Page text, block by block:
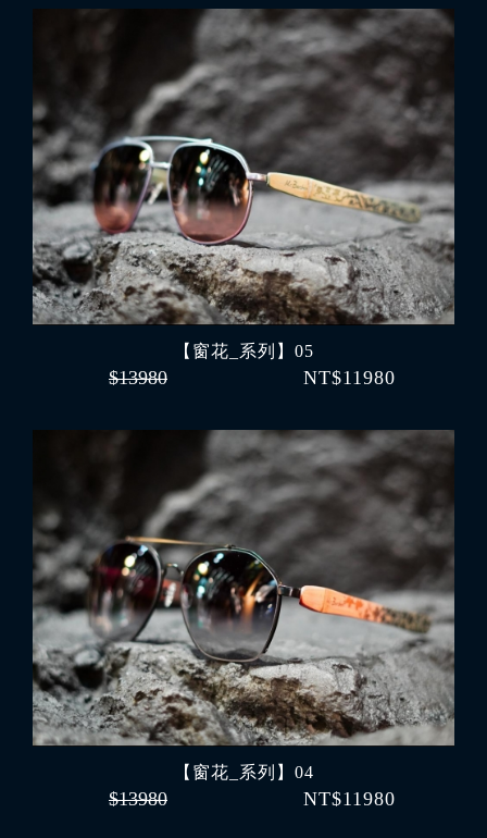
【窗花_系列】05
$13980 NT$11980
【窗花_系列】04
$13980 NT$11980